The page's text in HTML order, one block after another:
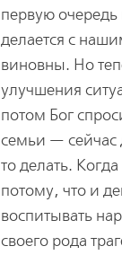
первую
делается с
виновны. Но
улучшения
потом Бог
семьи — сейчас
то делать.
потому, что и
воспитывать
своего рода